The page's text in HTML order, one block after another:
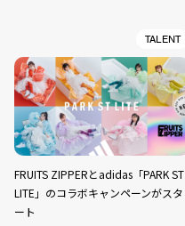
TALENT
FRUITS ZIPPERとadidas「PARK ST
LITE」のコラボキャンペーンがスタ
ート